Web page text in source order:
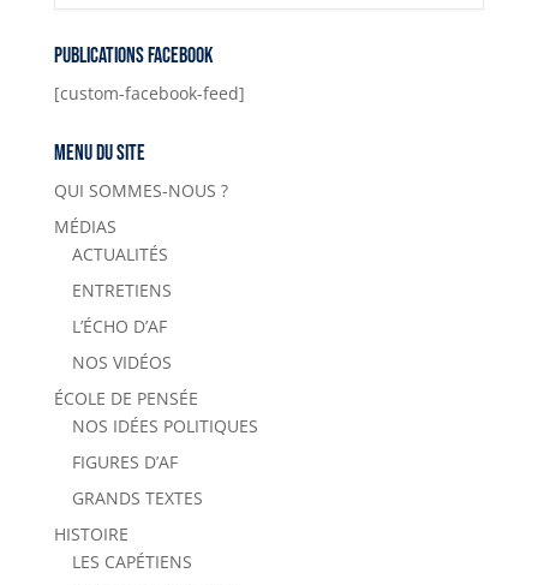
Publications Facebook
[custom-facebook-feed]
Menu du site
QUI SOMMES-NOUS ?
MÉDIAS
ACTUALITÉS
ENTRETIENS
L’ÉCHO D’AF
NOS VIDÉOS
ÉCOLE DE PENSÉE
NOS IDÉES POLITIQUES
FIGURES D’AF
GRANDS TEXTES
HISTOIRE
LES CAPÉTIENS